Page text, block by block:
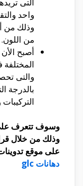
واحد
وذلك من
من اللون.
أصبح
المختلفة
والتى
بالدرجة
وسوف تتعرف
وذلك من خلال
على موقع
دهانات glc